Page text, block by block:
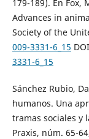
179-189). En Fox,
Advances in
Society of the
009-3331-6_15
3331-6_15
Sánchez Rubio,
humanos. Una
tramas sociales y
Praxis, núm. 65-